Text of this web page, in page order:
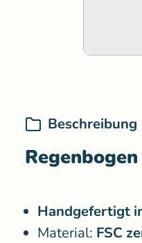
Beschreibung
Handgefertigt
Material: FSC